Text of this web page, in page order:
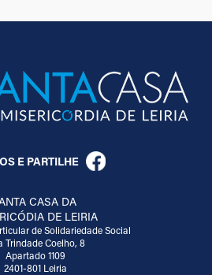
E PARTILHE
CASA DA
DE LEIRIA
de Solidariedade Social
Trindade Coelho, 8
Apartado 1109
2401-801 Leiria